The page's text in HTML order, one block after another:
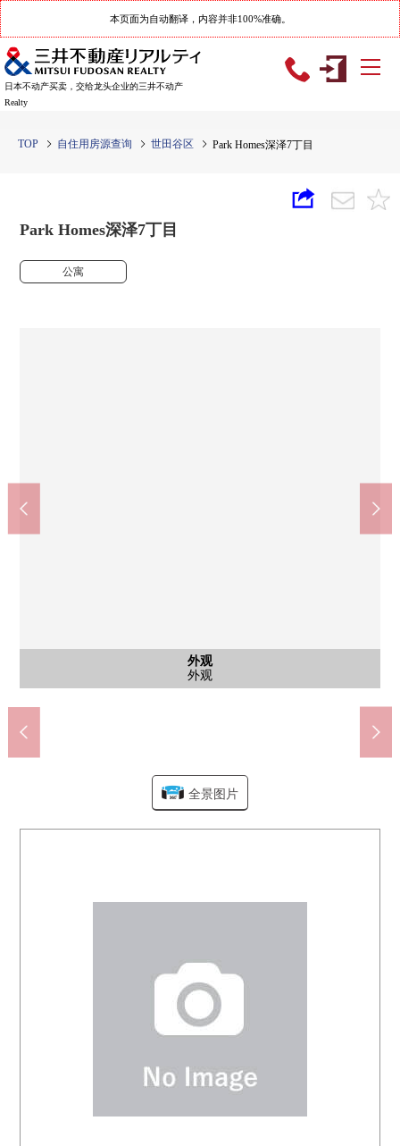
本页面为自动翻译，内容并非100%准确。
日本不动产买卖，交给龙头企业的三井不动产
Realty
TOP 自住用房源查询 世田谷区 Park Homes深泽7丁目
Park Homes深泽7丁目
公寓
外观
外观
客厅
客厅(根据CG加工删除家具、供给品，正附加)
客厅
客厅
客厅
客厅
客厅
客厅
客厅
客厅
室内
西式房间
室内
西式房间
厨房
厨房
洗脸
洗脸
洗脸
洗脸
公共汽车
公共汽车
厕所
厕所
门口
门口
门口
门口
阳台
阳台
阳台
阳台
风景
风景
风景
风景
其他
住戸専用宅配存物柜
共有部分
内走廊
入口
入口
大厅
大厅
大厅
大厅
共有部分
Right走廊
共有部分
EV礼堂
共有部分
自行车停放处
外观
外观
外观
外观
外观
外观
入口
入口
入口
入口
外观
外观
停车场
停车场
入口
入口
世田谷区立深泽之杜绿地(约30m)
约克市场中町店(约970m)
按照7-Eleven世田谷海螺小姐商店(约360m)
全家便利店246世田谷樱新町商店(约450m)
Tomod's驹泽店(约900m)
世田谷樱新町邮局(约700m)
三岛公园(约820m)
世田谷区立樱町小学(约440m)
世田谷区立深泽中学(约450m)
全景图片